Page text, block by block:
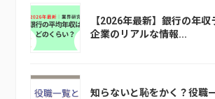
【2026年最新】銀行の年
企業のリアルな情報...
知らないと恥をかく？役職